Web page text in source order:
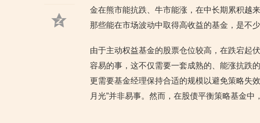
金在熊市能抗跌、牛市能涨，在中长期累积越
那些能在市场波动中取得高收益的基金，是不少
由于主动权益基金的股票仓位较高，在跌宕起
容易的事，这不仅需要一套成熟的、能涨抗跌
更需要基金经理保持合适的规模以避免策略失
月光”并非易事。然而，在股债平衡策略基金中